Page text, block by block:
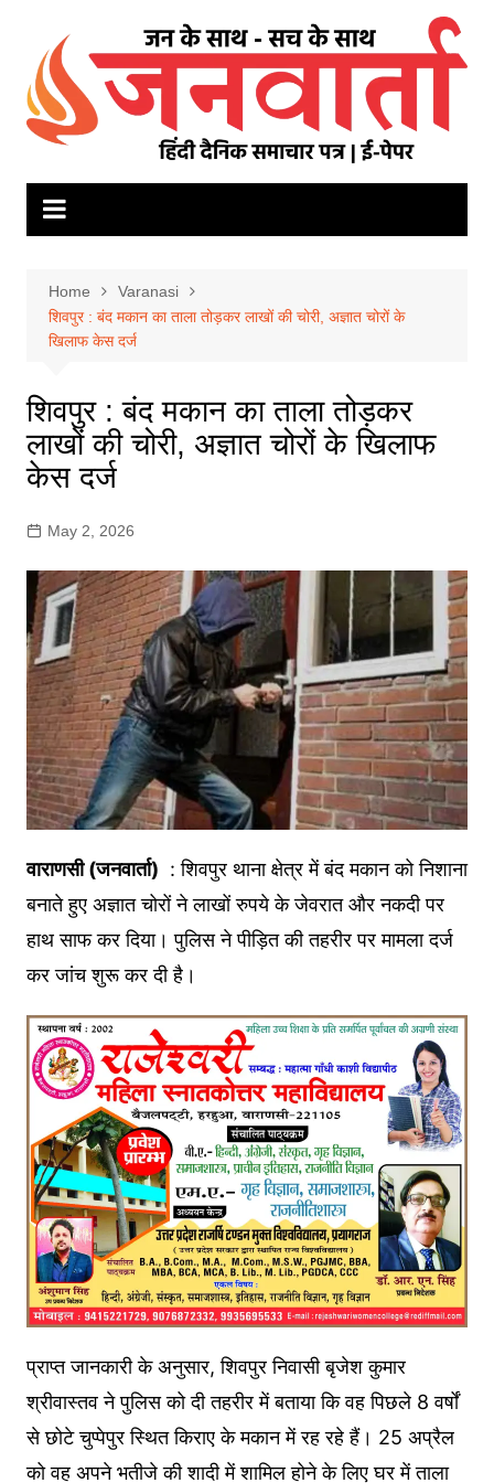
content
Home
Varanasi
शिवपुर : बंद मकान का ताला तोड़कर लाखों की चोरी, अज्ञात चोरों के
खिलाफ केस दर्ज
शिवपुर : बंद मकान का ताला तोड़कर
लाखों की चोरी, अज्ञात चोरों के खिलाफ
केस दर्ज
May 2, 2026
वाराणसी (जनवार्ता) : शिवपुर थाना क्षेत्र में बंद मकान को निशाना
बनाते हुए अज्ञात चोरों ने लाखों रुपये के जेवरात और नकदी पर
हाथ साफ कर दिया। पुलिस ने पीड़ित की तहरीर पर मामला दर्ज
कर जांच शुरू कर दी है।
प्राप्त जानकारी के अनुसार, शिवपुर निवासी बृजेश कुमार
श्रीवास्तव ने पुलिस को दी तहरीर में बताया कि वह पिछले 8 वर्षों
से छोटे चुप्पेपुर स्थित किराए के मकान में रह रहे हैं। 25 अप्रैल
को वह अपने भतीजे की शादी में शामिल होने के लिए घर में ताला